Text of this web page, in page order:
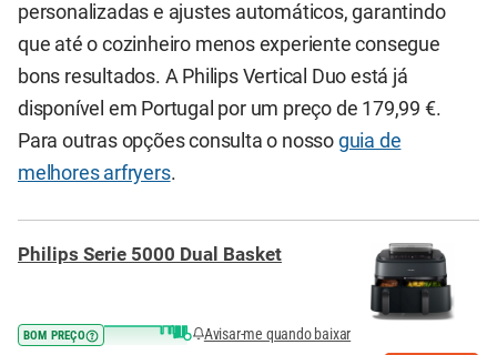
personalizadas e ajustes automáticos, garantindo
que até o cozinheiro menos experiente consegue
bons resultados. A Philips Vertical Duo está já
disponível em Portugal por um preço de 179,99 €.
Para outras opções consulta o nosso guia de
melhores arfryers.
Philips Serie 5000 Dual Basket
BOM PREÇO Avisar-me quando baixar